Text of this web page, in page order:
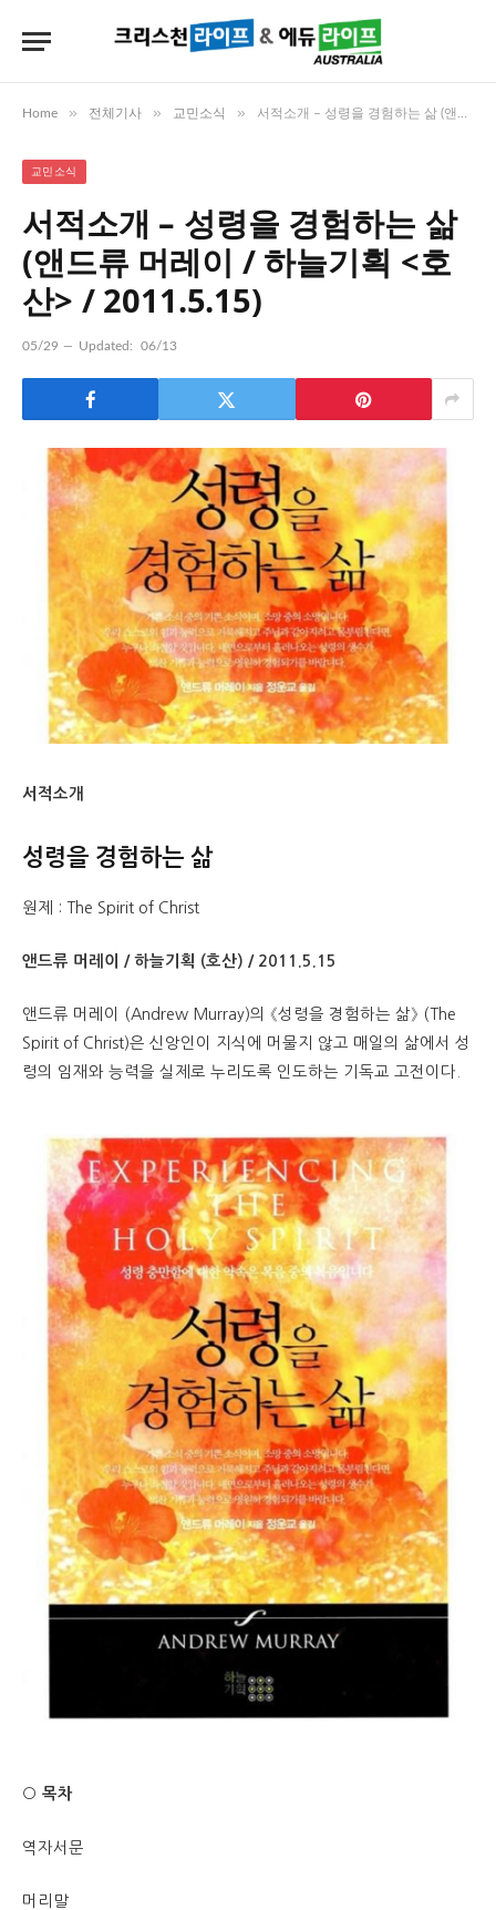
Home » 전체기사 » 교민소식 » 서적소개 – 성령을 경험하는 삶 (앤드류 머레이 / 하늘기획 <호산> / 2011.5.15)
교민소식
서적소개 – 성령을 경험하는 삶
(앤드류 머레이 / 하늘기획 <호
산> / 2011.5.15)
05/29 Updated: 06/13
서적소개
성령을 경험하는 삶
원제 : The Spirit of Christ
앤드류 머레이 / 하늘기획 (호산) / 2011.5.15
앤드류 머레이 (Andrew Murray)의 《성령을 경험하는 삶》 (The
Spirit of Christ)은 신앙인이 지식에 머물지 않고 매일의 삶에서 성
령의 임재와 능력을 실제로 누리도록 인도하는 기독교 고전이다.
○ 목차
역자서문
머리말